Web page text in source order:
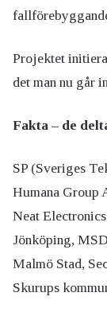
Projektet
det man nu går
Fakta – de
SP (Sveriges
Humana Group
Neat
Jönköping,
Malmö Stad,
Skurups